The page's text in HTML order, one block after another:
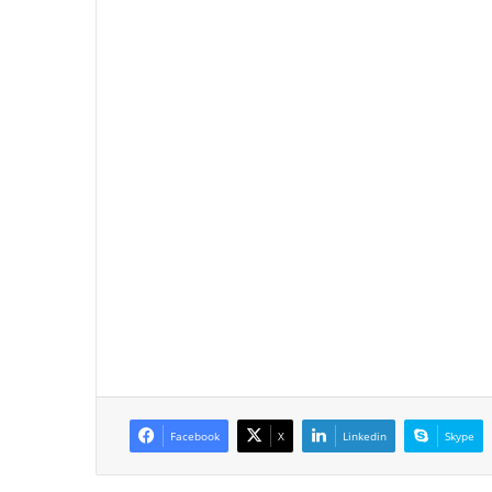
Facebook X Linkedin Skype